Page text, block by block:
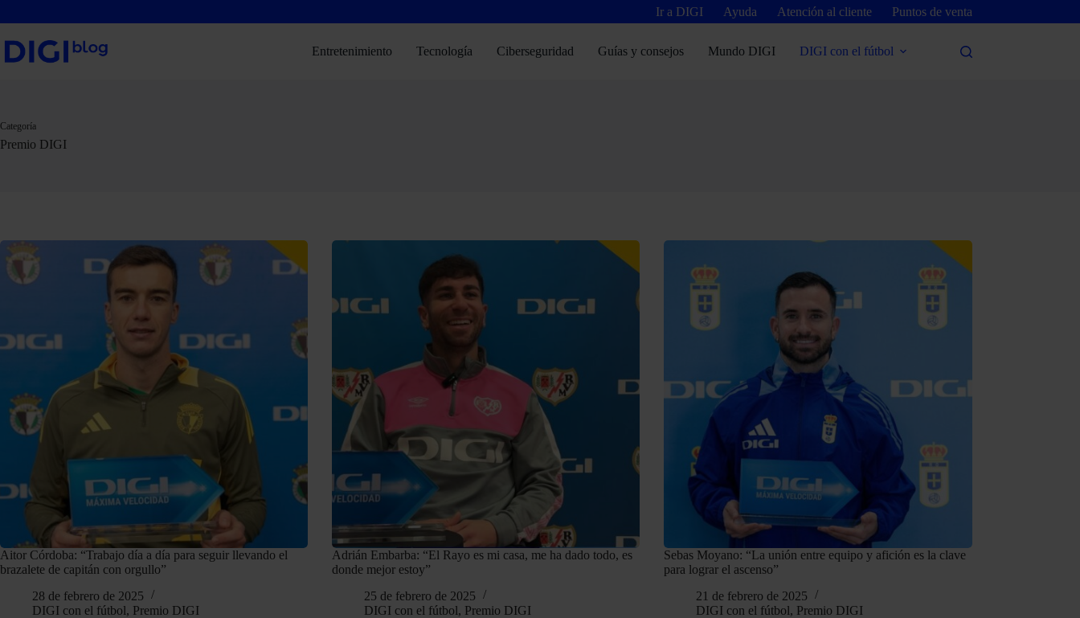
al
Ir a DIGI Ayuda Atención al cliente Puntos de venta
Entretenimiento Tecnología Ciberseguridad Guías y consejos Mundo DIGI DIGI con el fútbol
Categoría
Premio DIGI
Aitor Córdoba: “Trabajo día a día para seguir llevando el
brazalete de capitán con orgullo”
28 de febrero de 2025
DIGI con el fútbol, Premio DIGI
Adrián Embarba: “El Rayo es mi casa, me ha dado todo, es
donde mejor estoy”
25 de febrero de 2025
DIGI con el fútbol, Premio DIGI
Sebas Moyano: “La unión entre equipo y afición es la clave
para lograr el ascenso”
21 de febrero de 2025
DIGI con el fútbol, Premio DIGI